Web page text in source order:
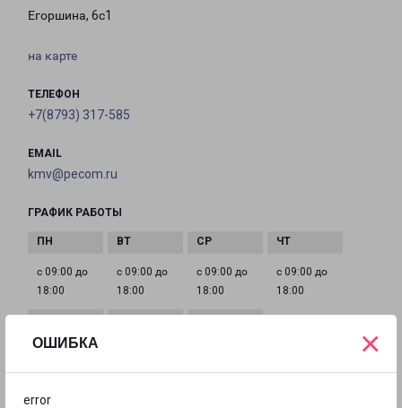
ОШИБКА
error
×
Егоршина, 6с1
на карте
ТЕЛЕФОН
+7(8793) 317-585
EMAIL
kmv@pecom.ru
ГРАФИК РАБОТЫ
с 09:00 до
18:00
с 09:00 до
18:00
с 09:00 до
18:00
с 09:00 до
18:00
с 09:00 до